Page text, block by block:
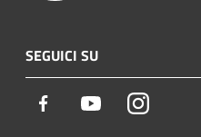
SEGUICI SU
Facebook YoutubeInstagram